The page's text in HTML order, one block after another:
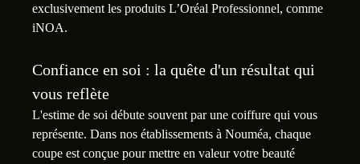
exclusivement les produits L’Oréal Professionnel, comme
iNOA.
Confiance en soi : la quête d'un résultat qui
vous reflète
L'estime de soi débute souvent par une coiffure qui vous
représente. Dans nos établissements à Nouméa, chaque
coupe est conçue pour mettre en valeur votre beauté